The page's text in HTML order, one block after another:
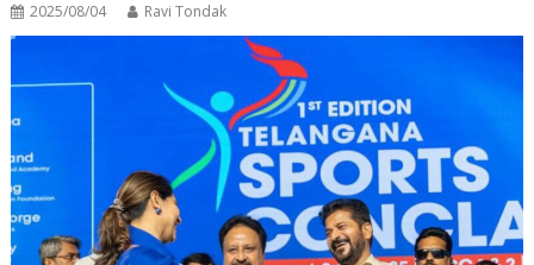
2025/08/04 Ravi Tondak